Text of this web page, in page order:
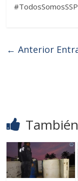
← Anterior